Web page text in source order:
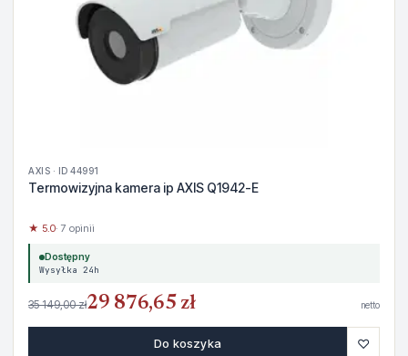
AXIS · ID 44991
Termowizyjna kamera ip AXIS Q1942-E
★ 5.0· 7 opinii
Dostępny
Wysyłka 24h
35 149,00 zł29 876,65 zł netto
Do koszyka ♡